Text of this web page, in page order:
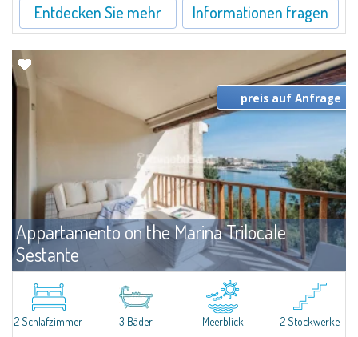
Entdecken Sie mehr Informationen fragen
Appartamento on the Marina Trilocale
Sestante
Porto Cervo Miete
Exclusive seafront apartment on two levels, in the heart of Porto Cervo
Marina.Located within Il Sestante, a prestigious residential complex set in a
beautifully maintained communal park, this property epresents a true...
preis auf Anfrage
2 Schlafzimmer 3 Bäder Meerblick 2 Stockwerke